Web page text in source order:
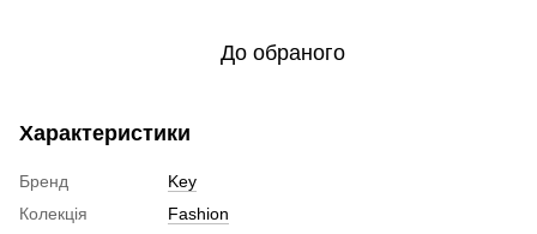
До обраного
Характеристики
Бренд
Key
Колекція
Fashion